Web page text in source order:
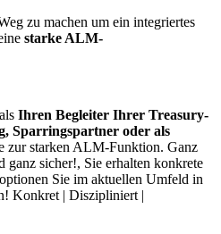
zu machen um ein integriertes
starke ALM-
als Ihren Begleiter Ihrer Treasury-
Sparringspartner oder als
zur starken ALM-Funktion. Ganz
ganz sicher!, Sie erhalten konkrete
Sie im aktuellen Umfeld in
Konkret | Diszipliniert |